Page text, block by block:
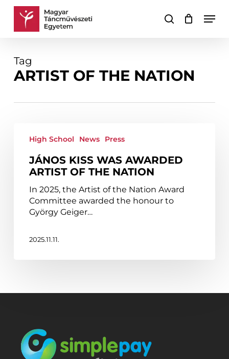
Skip
search
Cart Close
Tag
ARTIST OF THE NATION
awarded
Artist
Nation
High School News Press
JÁNOS KISS WAS AWARDED
ARTIST OF THE NATION
In 2025, the Artist of the Nation Award
Committee awarded the honour to
György Geiger…
2025.11.11.